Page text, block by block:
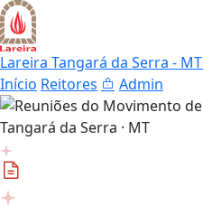
Lareira Tangará da Serra - MT
Início Reitores Admin